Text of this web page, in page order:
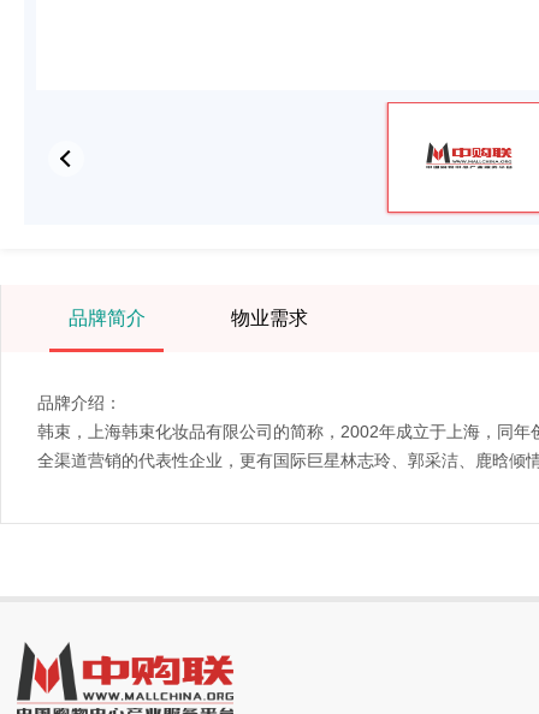
品牌简介 物业需求
品牌介绍：
韩束，上海韩束化妆品有限公司的简称，2002年成立于上海，同
全渠道营销的代表性企业，更有国际巨星林志玲、郭采洁、鹿晗倾